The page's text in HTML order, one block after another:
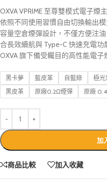
OXVA VPRIME 至尊雙模式電子
依照不同使用習慣自由切換輸出
容量空倉煙彈設計，不僅方便注
合長效續航與 Type-C 快速充電
OXVA 旗下備受矚目的高性能電子
黑卡夢 藍皮革 自藍綠 極光
黑皮革
原廠0.2Ω煙彈 原廠
加
商品比較 加入收藏